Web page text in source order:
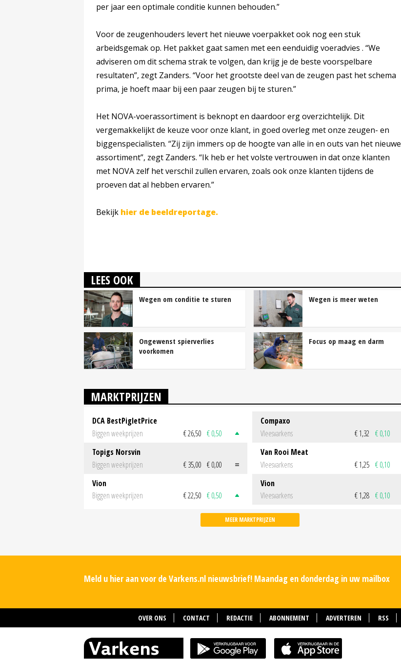
per jaar een optimale conditie kunnen behouden.”
Voor de zeugenhouders levert het nieuwe voerpakket ook nog een stuk
arbeidsgemak op. Het pakket gaat samen met een eenduidig voeradvies . “We
adviseren om dit schema strak te volgen, dan krijg je de beste voorspelbare
resultaten”, zegt Zanders. “Voor het grootste deel van de zeugen past het schema
prima, je hoeft maar bij een paar zeugen bij te sturen.”
Het NOVA-voerassortiment is beknopt en daardoor erg overzichtelijk. Dit
vergemakkelijkt de keuze voor onze klant, in goed overleg met onze zeugen- en
biggenspecialisten. “Zij zijn immers op de hoogte van alle in en outs van het nieuwe
assortiment”, zegt Zanders. “Ik heb er het volste vertrouwen in dat onze klanten
met NOVA zelf het verschil zullen ervaren, zoals ook onze klanten tijdens de
proeven dat al hebben ervaren.”
Bekijk hier de beeldreportage.
LEES OOK
Wegen om conditie te sturen Wegen is meer weten
Ongewenst spierverlies
voorkomen
Focus op maag en darm
MARKTPRIJZEN
DCA BestPigletPrice
Biggen weekprijzen
€ 26,50 € 0,50
Topigs Norsvin
Biggen weekprijzen
€ 35,00 € 0,00
Vion
Biggen weekprijzen
€ 22,50 € 0,50
Compaxo
Vleesvarkens
€ 1,32 € 0,10
Van Rooi Meat
Vleesvarkens
€ 1,25 € 0,10
Vion
Vleesvarkens
€ 1,28 € 0,10
MEER MARKTPRIJZEN
Meld u hier aan voor de Varkens.nl nieuwsbrief! Maandag en donderdag in uw mailbox
OVER ONS CONTACT REDACTIE ABONNEMENT ADVERTEREN RSS